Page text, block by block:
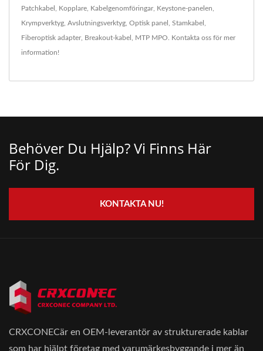
Patchkabel Kopplare Kabelgenomföringar, Keystone-panelen
Krympverktyg Avslutningsverktyg Optisk panel Stamkabel
Fiberoptisk adapter, Breakout-kabel MTP MPO Kontakta oss för mer
information!
Behöver Du Hjälp? Vi Finns Här
För Dig.
KONTAKTA NU!
CRXCONECär en OEM-leverantör av strukturerade kablar
som har hjälpt företag med varumärkesbyggande i mer än